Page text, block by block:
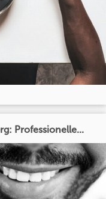
Professionelle...